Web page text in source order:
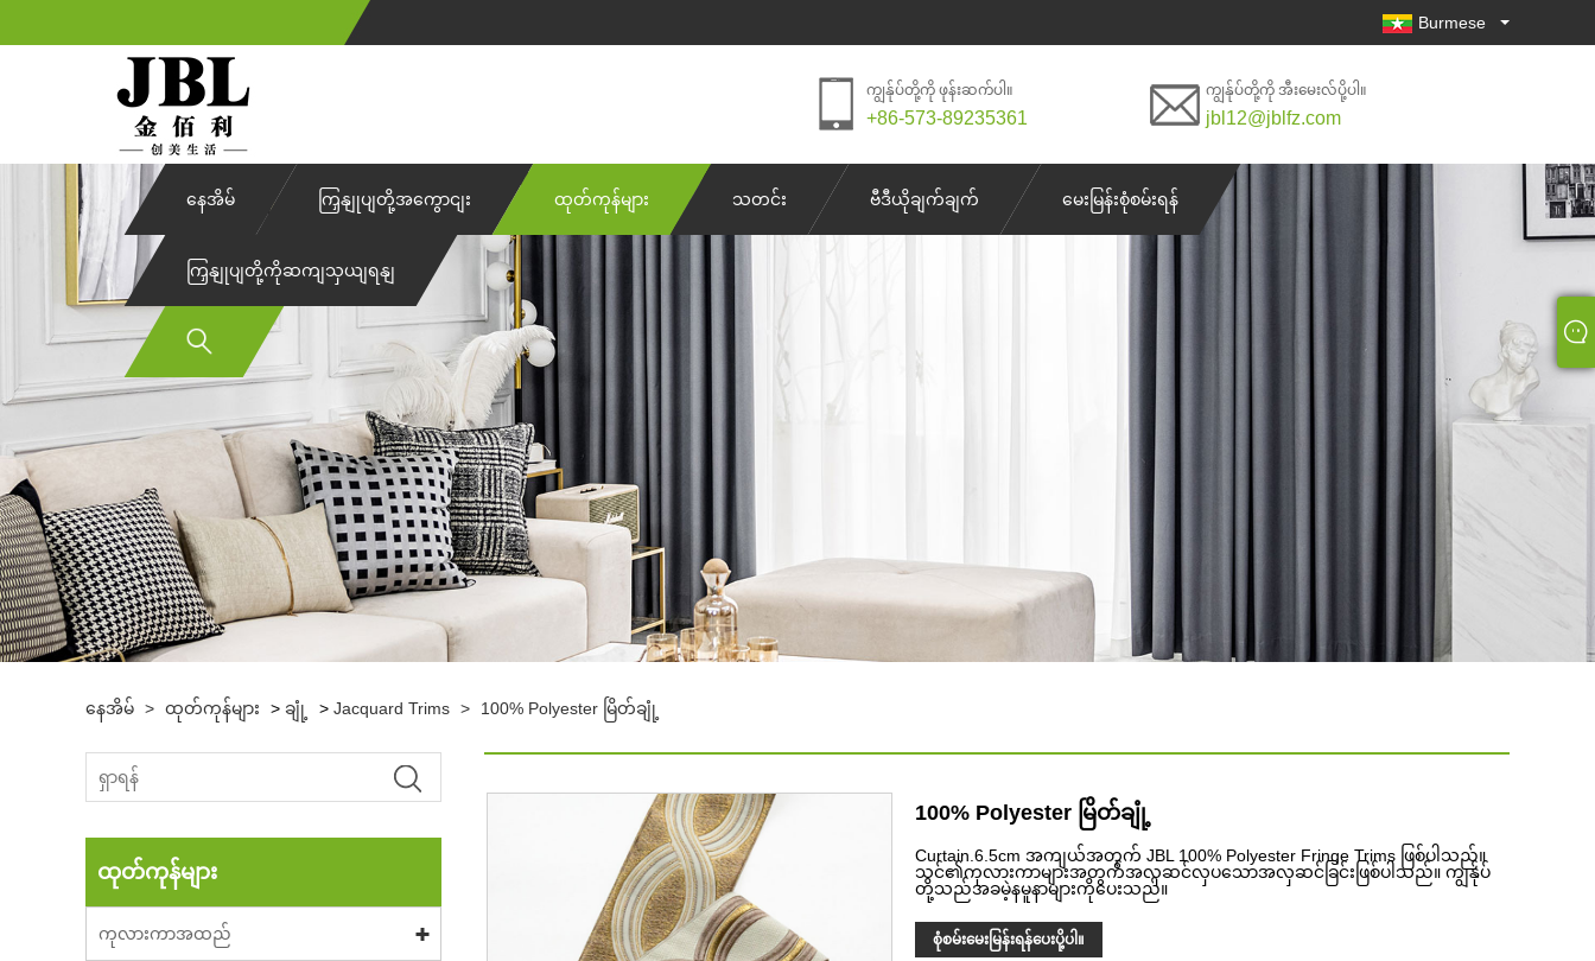
Burmese
ကျွန်ုပ်တို့ကို ဖုန်းဆက်ပါ။
+86-573-89235361
ကျွန်ုပ်တို့ကို အီးမေးလ်ပို့ပါ။
jbl12@jblfz.com
နေအိမ် ကြှနျုပျတို့အကွောငျး ထုတ်ကုန်များ သတင်း ဗီဒီယိုချက်ချက် မေးမြန်းစုံစမ်းရန်
ကြှနျုပျတို့ကိုဆကျသှယျရနျ
နေအိမ် > ထုတ်ကုန်များ > ချုံ့ > Jacquard Trims > 100% Polyester မြိတ်ချုံ့
ထုတ်ကုန်များ
ကုလားကာအထည်
100% Polyester မြိတ်ချုံ့
Curtain.6.5cm အကျယ်အတွက် JBL 100% Polyester Fringe Trims ဖြစ်ပါသည်။
သင်၏ကုလားကာများအတွက်အလှဆင်လှပသောအလှဆင်ခြင်းဖြစ်ပါသည်။ ကျွန်ုပ်
တို့သည်အခမဲ့နမူနာများကိုပေးသည်။
စုံစမ်းမေးမြန်းရန်ပေးပို့ပါ။